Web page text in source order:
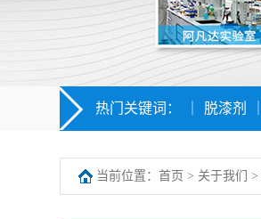
热门关键词： 脱漆剂
当前位置： 首页 > 关于我们 >